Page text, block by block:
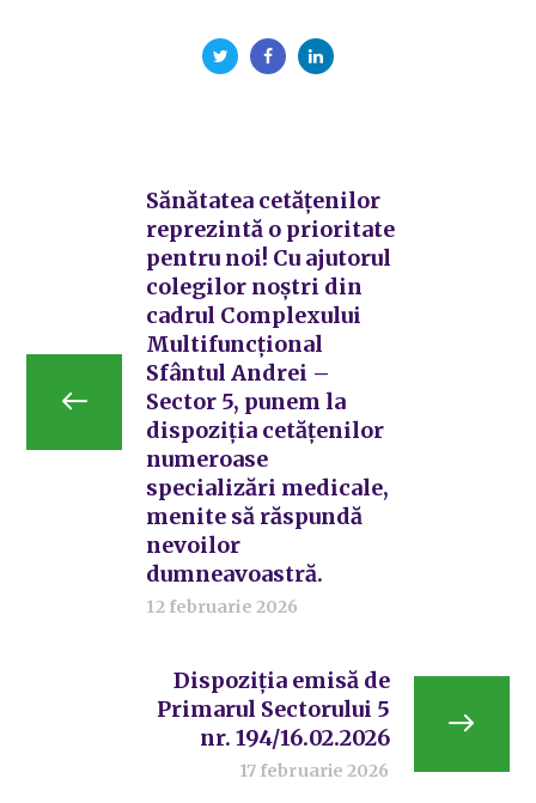
Sănătatea cetățenilor
reprezintă o prioritate
pentru noi! Cu ajutorul
colegilor noștri din
cadrul Complexului
Multifuncțional
Sfântul Andrei –
Sector 5, punem la
dispoziția cetățenilor
numeroase
specializări medicale,
menite să răspundă
nevoilor
dumneavoastră.
12 februarie 2026
Dispoziția emisă de
Primarul Sectorului 5
nr. 194/16.02.2026
17 februarie 2026